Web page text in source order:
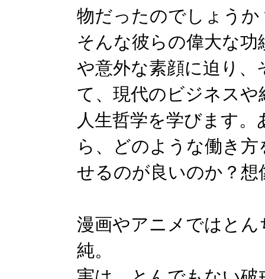
物だったのでしょうか
そんな彼らの偉大な功
や意外な素顔に迫り
て、現代のビジネス
人生哲学を学びます
ら、どのような働き
せるのが良いのか？
漫画やアニメではと
純。